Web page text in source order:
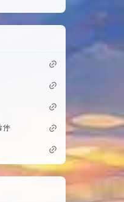
导致word表格内容生成
件